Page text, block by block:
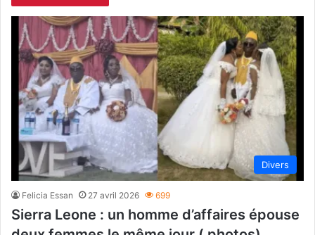
Divers
Felicia Essan 27 avril 2026 699
Sierra Leone : un homme d’affaires épouse